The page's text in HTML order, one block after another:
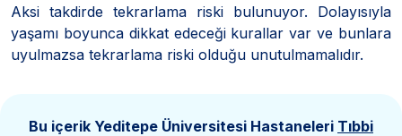
Aksi takdirde tekrarlama riski bulunuyor. Dolayısıyla
yaşamı boyunca dikkat edeceği kurallar var ve bunlara
uyulmazsa tekrarlama riski olduğu unutulmamalıdır.
Bu içerik Yeditepe Üniversitesi Hastaneleri Tıbbi